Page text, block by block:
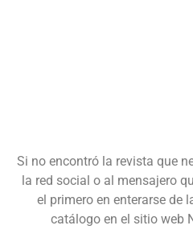
Si no encontró la revista que
la red social o al mensajero
el primero en enterarse de
catálogo en el sitio web